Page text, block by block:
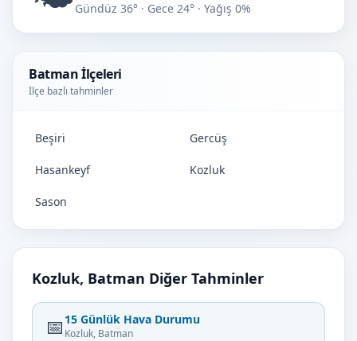
Gündüz 36° · Gece 24° · Yağış 0%
Batman İlçeleri
İlçe bazlı tahminler
Beşiri Gercüş
Hasankeyf Kozluk
Sason
Kozluk, Batman Diğer Tahminler
📅 15 Günlük Hava Durumu
Kozluk, Batman